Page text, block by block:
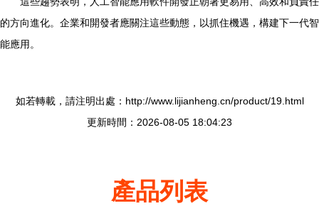
的方向進化。企業和開發者應關注這些動態，以抓住機遇，構建下一代智
能應用。
如若轉載，請注明出處：http://www.lijianheng.cn/product/19.html
更新時間：2026-08-05 18:04:23
產品列表